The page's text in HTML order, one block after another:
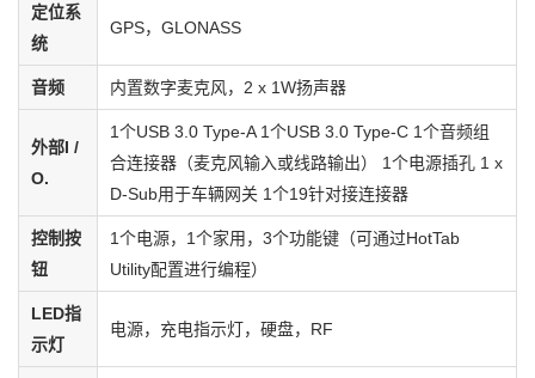
定位系
统
GPS，GLONASS
音频 内置数字麦克风，2 x 1W扬声器
外部I /
O.
1个USB 3.0 Type-A 1个USB 3.0 Type-C 1个音频组
合连接器（麦克风输入或线路输出） 1个电源插孔 1 x
D-Sub用于车辆网关 1个19针对接连接器
控制按
钮
1个电源，1个家用，3个功能键（可通过HotTab
Utility配置进行编程）
LED指
示灯
电源，充电指示灯，硬盘，RF